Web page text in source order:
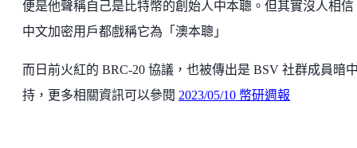
便是他聲稱自己是比特幣的創始人中本聰。但其實沒人相信
中文加密用戶都戲稱它為「澳本聰」
而日前火紅的 BRC-20 協議，也被傳出是 BSV 社群成員暗
持，更多相關資訊可以參閱 2023/05/10 幣研週報